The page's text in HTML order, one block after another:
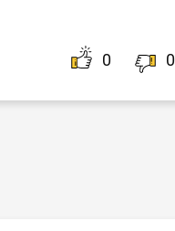
0 0